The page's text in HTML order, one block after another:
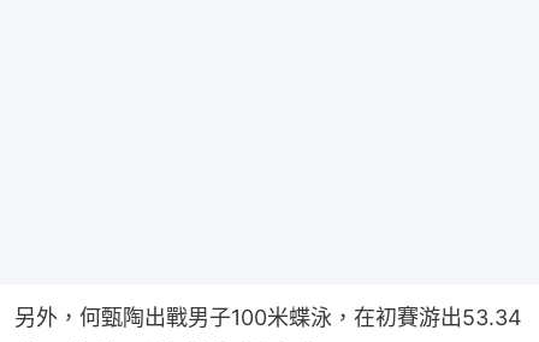
另外，何甄陶出戰男子100米蝶泳，在初賽游出53.34